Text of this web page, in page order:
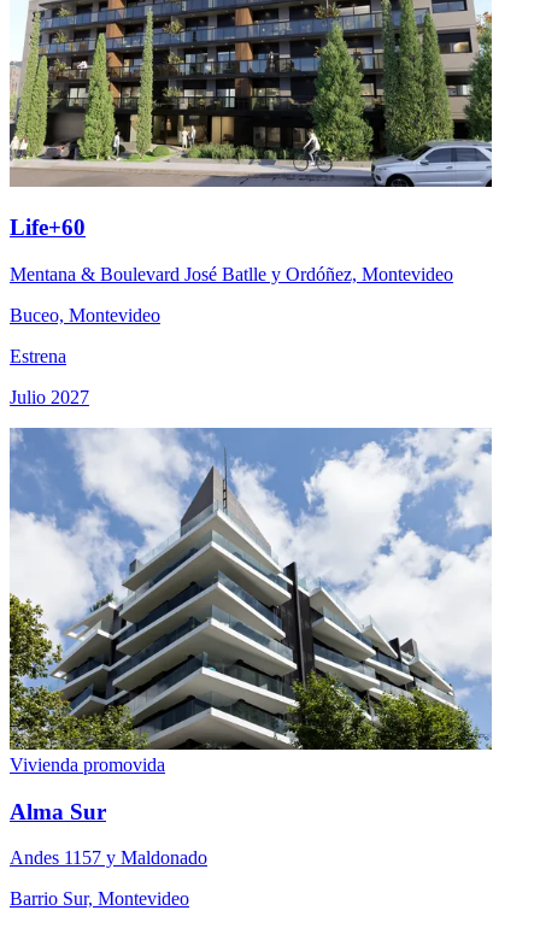
Life+60
Mentana & Boulevard José Batlle y Ordóñez, Montevideo
Buceo, Montevideo
Estrena
Julio 2027
Vivienda promovida
Alma Sur
Andes 1157 y Maldonado
Barrio Sur, Montevideo